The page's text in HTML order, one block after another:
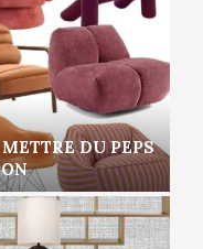
DU PEPS